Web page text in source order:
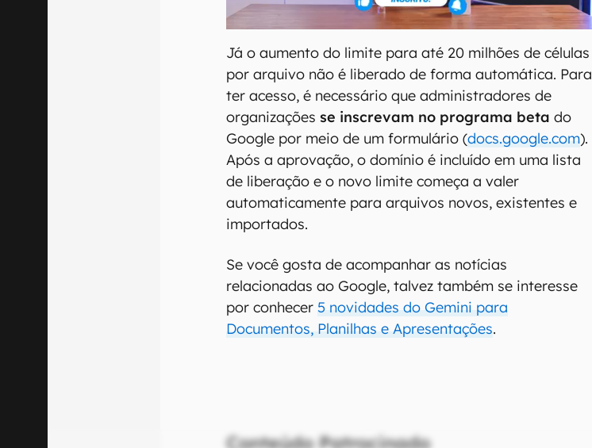
Já o aumento do limite para até 20 milhões de células
por arquivo não é liberado de forma automática. Para
ter acesso, é necessário que administradores de
organizaçõesse inscrevam no programa beta do
Google por meio de um formulário (docs.google.com).
Após a aprovação, o domínio é incluído em uma lista
de liberação e o novo limite começa a valer
automaticamente para arquivos novos, existentes e
importados.
Se você gosta de acompanhar as notícias
relacionadas ao Google, talvez também se interesse
por conhecer5 novidades do Gemini para
Documentos, Planilhas e Apresentações.